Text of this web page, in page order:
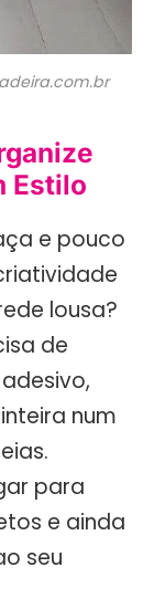
Estilo
e pouco
lousa?
de
num
para
e ainda
seu